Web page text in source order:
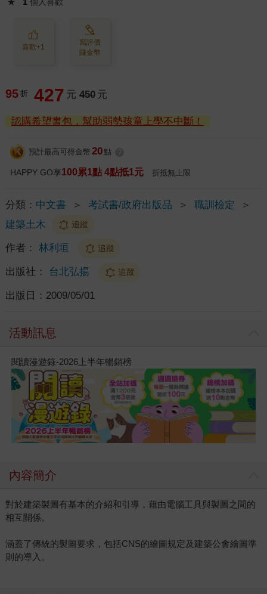
★ 1 個人喜歡
喜歡+1
寫評價
賺金幣
95 折 427 元 450 元
認購希望書包，幫助弱勢孩童上學不中斷！
預計最高可得金幣 20 點
HAPPY GO享100累1點 4點抵1元 折抵無上限
分類： 中文書 ＞ 考試書/政府出版品 ＞ 職訓檢定
＞
建築土木
追蹤
作者： 林利垣 追蹤
出版社： 台北弘揚 追蹤
出版日： 2009/05/01
活動訊息
閱讀漫遊錄-2026上半年暢銷榜
內容簡介
對於建築製圖有基本的介紹和引導，藉由電腦工具與製圖之間的
相互關係。
涵蓋了傳統的製圖要求，包括CNS的繪圖規定及建築公會繪圖準
則的導入。